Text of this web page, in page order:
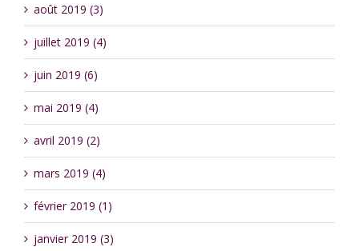
août 2019 (3)
juillet 2019 (4)
juin 2019 (6)
mai 2019 (4)
avril 2019 (2)
mars 2019 (4)
février 2019 (1)
janvier 2019 (3)